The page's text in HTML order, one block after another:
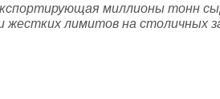
миллионы тонн
жестких лимитов на столичных